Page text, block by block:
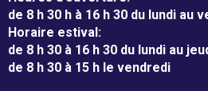
o
n
d
Individus
de 8 h 30 h à 16 h 30 du lundi au
Horaire estival:
de 8 h 30 à 16 h 30 du lundi au
de 8 h 30 à 15 h le vendredi